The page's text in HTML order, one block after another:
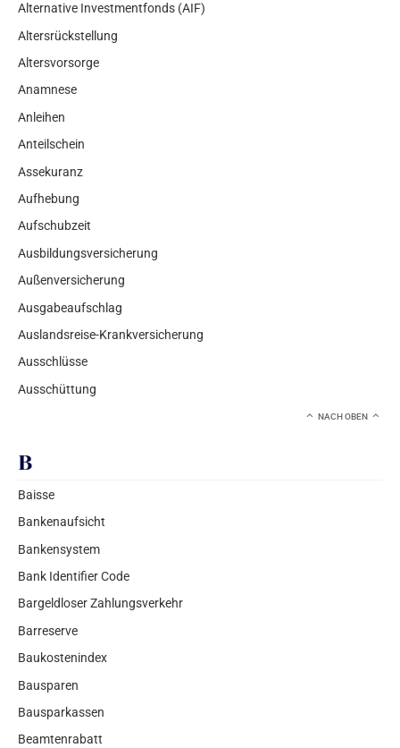
Alternative Investmentfonds (AIF)
Altersrückstellung
Altersvorsorge
Anamnese
Anleihen
Anteilschein
Assekuranz
Aufhebung
Aufschubzeit
Ausbildungsversicherung
Außenversicherung
Ausgabeaufschlag
Auslandsreise-Krankversicherung
Ausschlüsse
Ausschüttung
NACH OBEN
B
Baisse
Bankenaufsicht
Bankensystem
Bank Identifier Code
Bargeldloser Zahlungsverkehr
Barreserve
Baukostenindex
Bausparen
Bausparkassen
Beamtenrabatt